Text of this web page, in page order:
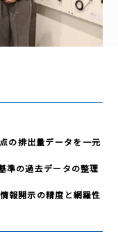
の排出量データを一元
準の過去データの整理
報開示の精度と網羅性